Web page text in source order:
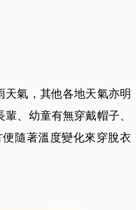
天氣，其他各地天氣亦明
、幼童有無穿戴帽子、
隨著溫度變化來穿脫衣